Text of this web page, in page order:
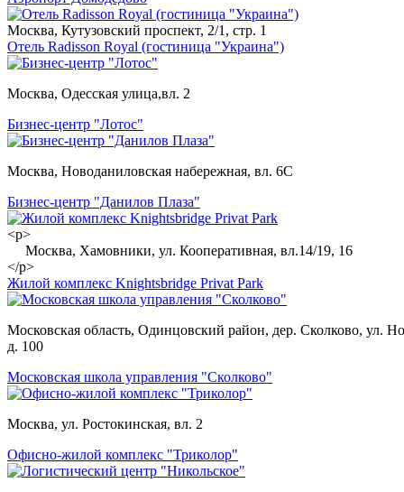
Москва, Кутузовский проспект, 2/1, стр. 1
Отель Radisson Royal (гостиница "Украина")
Москва, Одесская улица,вл. 2
Бизнес-центр "Лотос"
Москва, Новоданиловская набережная, вл. 6С
Бизнес-центр "Данилов Плаза"
<p>
Москва, Хамовники, ул. Кооперативная, вл.14/19, 16
</p>
Жилой комплекс Knightsbridge Privat Park
Московская область, Одинцовский район, дер. Сколково, ул.
д. 100
Московская школа управления "Сколково"
Москва, ул. Ростокинская, вл. 2
Офисно-жилой комплекс "Триколор"